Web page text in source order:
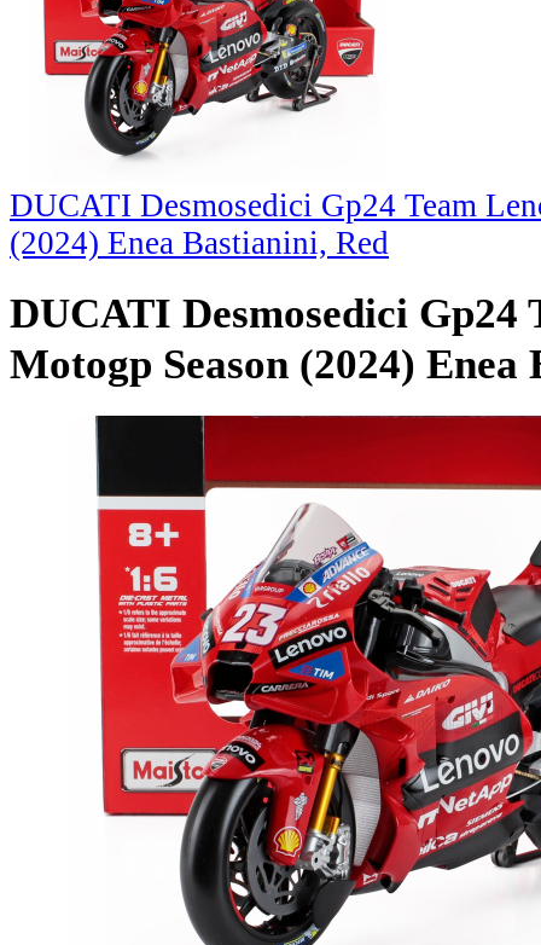
DUCATI Desmosedici Gp24 Team
(2024) Enea Bastianini, Red
DUCATI Desmosedici
Motogp Season (2024) Enea